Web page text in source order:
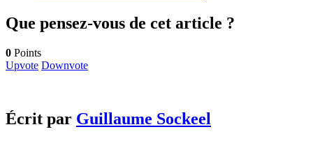
Que pensez-vous de cet article ?
0 Points
Upvote Downvote
Écrit par Guillaume Sockeel